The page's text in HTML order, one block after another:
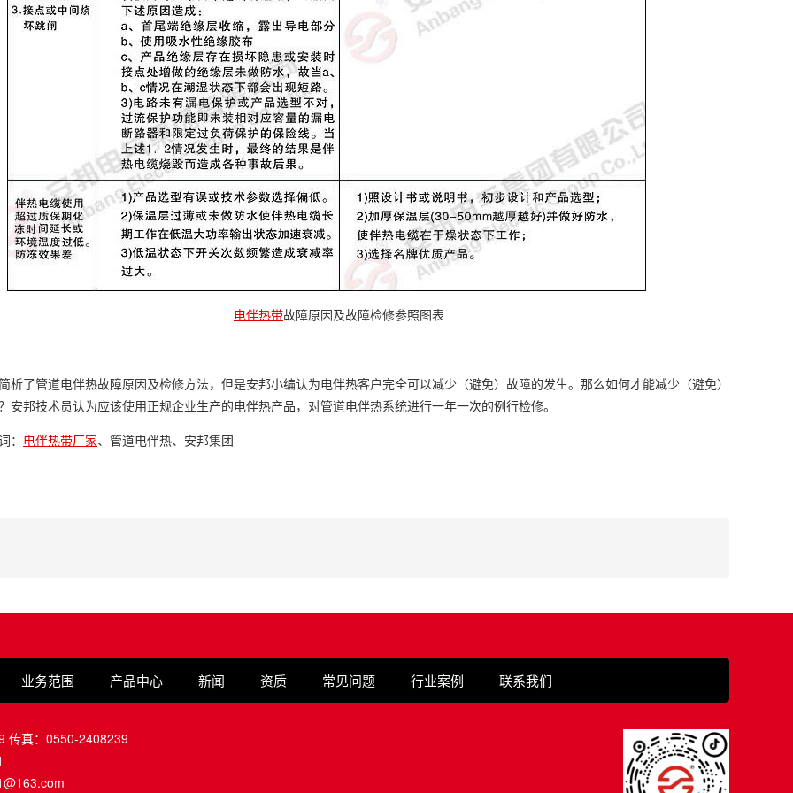
电伴热带故障原因及故障检修参照图表
管道电伴热故障原因及检修方法，但是安邦小编认为电伴热客户完全可以减少（避免）故障的发生。那么如何才能减少（避免）
安邦技术员认为应该使用正规企业生产的电伴热产品，对管道电伴热系统进行一年一次的例行检修。
电伴热带厂家、管道电伴热、安邦集团
业务范围 产品中心 新闻 资质 常见问题 行业案例 联系我们
传真：0550-2408239